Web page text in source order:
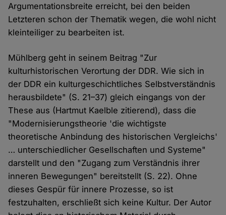
Argumentationsbreite erreicht, bei den beiden
Letzteren schon der Thematik wegen, die wohl nicht
kleinteiliger zu bearbeiten ist.
Mühlberg geht in seinem Beitrag "Zur
kulturhistorischen Verortung der DDR. Wie sich in
der DDR ein kulturgeschichtliches Selbstverständnis
herausbildete" (S. 21–37) gleich eingangs von der
These aus (Hartmut Kaelble zitierend), dass die
"Modernisierungstheorie 'die wichtigste
theoretische Anbindung des historischen Vergleichs'
… unterschiedlicher Gesellschaften und Systeme"
darstellt und den "Zugang zum Verständnis ihrer
inneren Bewegungen" bereitstellt (S. 22). Ohne
dieses Gespür für innere Prozesse, so ist
festzuhalten, erschließt sich keine Kultur. Der Autor